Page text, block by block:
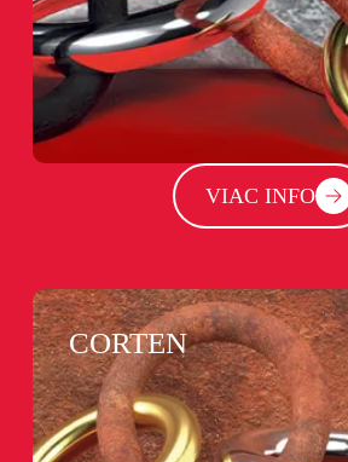
VIAC INFO
CORTEN